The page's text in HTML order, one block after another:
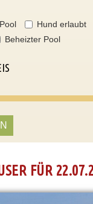
Pool Hund erlaubt
Beheizter Pool
FÜR